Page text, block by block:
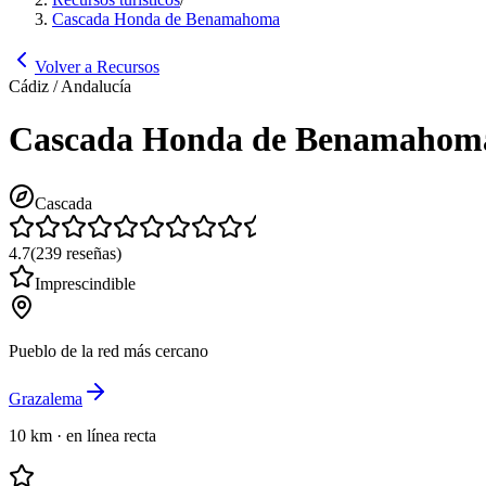
Cascada Honda de Benamahoma
Volver a Recursos
Cádiz / Andalucía
Cascada Honda de
Cascada
4.7(239 reseñas)
Imprescindible
Pueblo de la red más cercano
Grazalema
10 km · en línea recta